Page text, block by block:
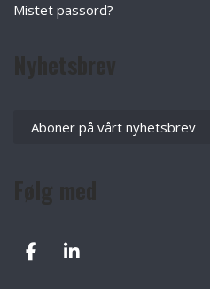
Mistet passord?
Aboner på vårt nyhetsbrev